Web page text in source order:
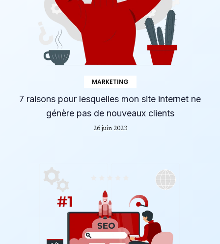
MARKETING
7 raisons pour lesquelles mon site internet ne
génère pas de nouveaux clients
26 juin 2023